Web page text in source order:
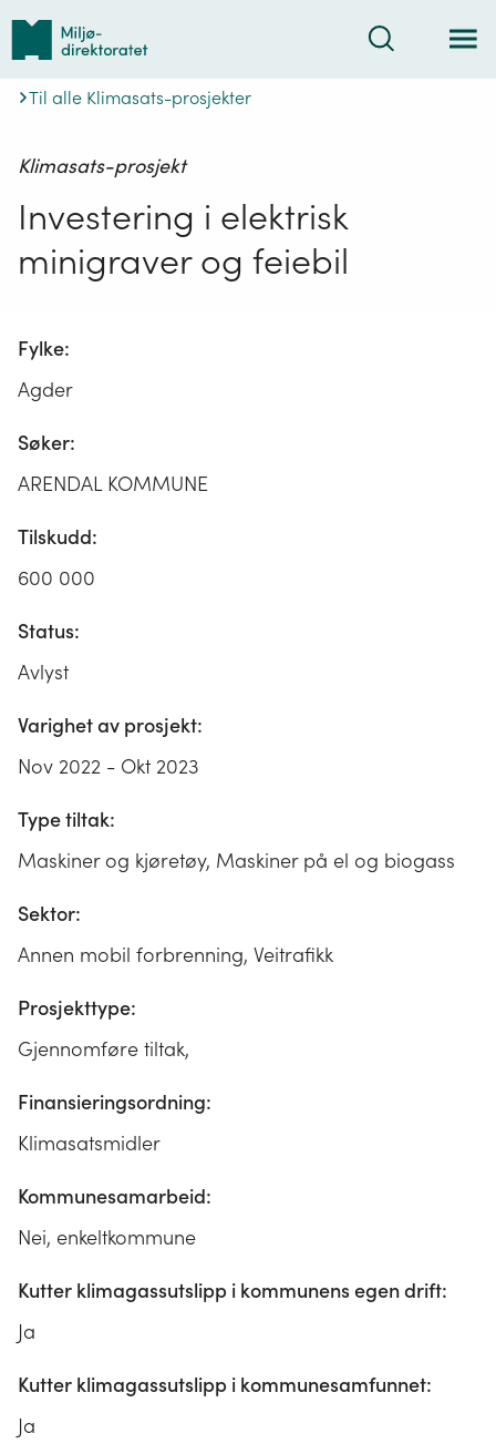
Tilbake
forsiden
Søk
Til alle Klimasats-prosjekter
Klimasats-prosjekt
Investering i elektrisk
minigraver og feiebil
Fylke:
Agder
Søker:
ARENDAL KOMMUNE
Tilskudd:
600 000
Status:
Avlyst
Varighet av prosjekt:
Nov 2022 - Okt 2023
Type tiltak:
Maskiner og kjøretøy, Maskiner på el og biogass
Sektor:
Annen mobil forbrenning, Veitrafikk
Prosjekttype:
Gjennomføre tiltak,
Finansieringsordning:
Klimasatsmidler
Kommunesamarbeid:
Nei, enkeltkommune
Kutter klimagassutslipp i kommunens egen drift:
Ja
Kutter klimagassutslipp i kommunesamfunnet:
Ja